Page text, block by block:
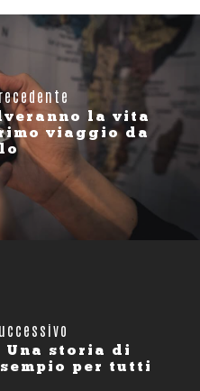
la vita
viaggio da
storia di
per tutti